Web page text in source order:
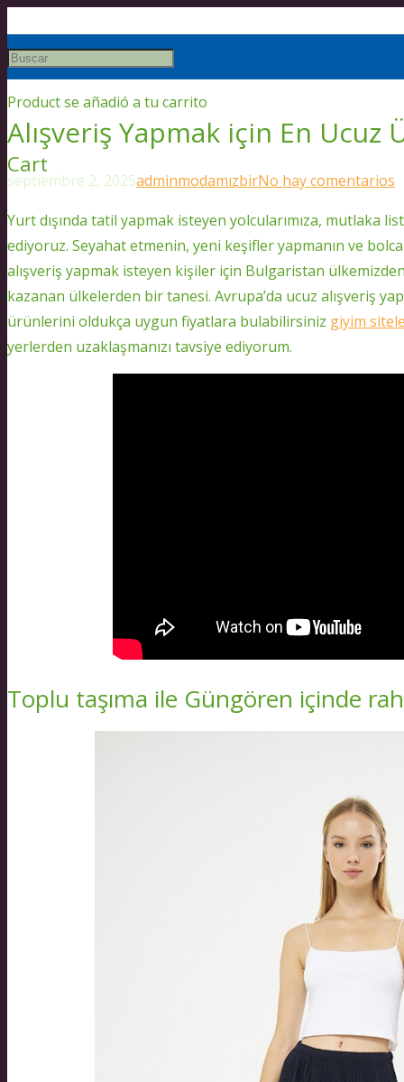
Productse añadió a tu carrito
Cart
Alışveriş Yapmak için En Ucuz
septiembre 2, 2025adminmodamızbirNo hay comentarios
Yurt dışında tatil yapmak isteyen yolcularımıza, mutlaka
ediyoruz. Seyahat etmenin, yeni keşifler yapmanın ve
alışveriş yapmak isteyen kişiler için Bulgaristan
kazanan ülkelerden bir tanesi. Avrupa’da ucuz alışveriş
ürünlerini oldukça uygun fiyatlara bulabilirsiniz giyim
yerlerden uzaklaşmanızı tavsiye ediyorum.
Toplu taşıma ile Güngören içinde